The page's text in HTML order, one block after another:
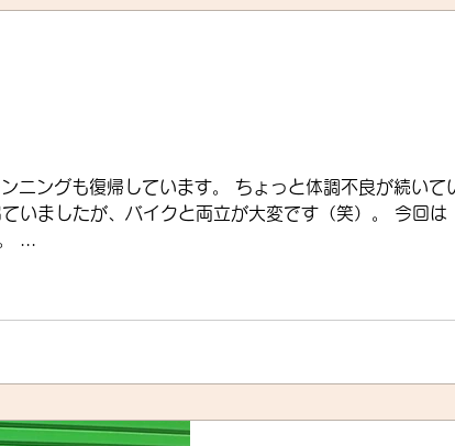
っと体調不良が続いていたので、またゆっくりから
イクと両立が大変です（笑）。 今回は・・・トライアスロンに復帰
...